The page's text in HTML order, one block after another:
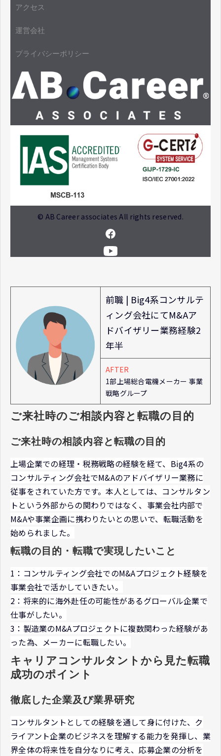
アクセス
運営会社
プライバシーポリシー
© AB Career associates All rights reserved.
前職 | Big4系コンサルテ
ィング会社にてM&Aア
ドバイザリー業務経験2
年半
AFTER
1部上場総合電機メーカー 事業
戦略グループ
ご来社時のご相談内容と転職の目的
ご来社時の相談内容と転職の目的
上場企業での経理・税務戦略の経験を経て、Big4系の
コンサルティング会社でM&Aのアドバイザリー業務に
従事をされていた方です。本人としては、コンサルタン
トという外部からの関わりではなく、事業会社内部で
M&Aや事業企画に携わりたいとの思いで、転職活動を
始められました。
転職の目的・転職で実現したいこと
1：コンサルティング会社でのM&Aプロジェクト経験を
事業会社で活かしていきたい。
2：将来的に海外赴任の可能性があるグローバル企業で
仕事がしたい。
3：製造業のM&Aプロジェクトに複数関わった経験があ
った為、メーカーに転職したい。
キャリアコンサルタントから見た転職
成功のポイント
徹底した企業及び業界研究
コンサルタントとしての経験を通して身に付けた、ク
ライアント企業のビジネスを理解する能力を発揮し、業
界全体の将来性を自分なりに考え、応募企業の分析を